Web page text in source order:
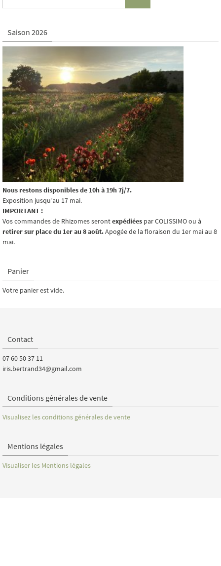
Saison 2026
Nous restons disponibles de 10h à 19h 7j/7.
Exposition jusqu’au 17 mai.
IMPORTANT :
Vos commandes de Rhizomes serontexpédiées par COLISSIMO ou à
retirer sur place du 1er au 8 août.Apogée de la floraison du 1er mai au 8
mai.
Panier
Votre panier est vide.
Contact
07 60 50 37 11
iris.bertrand34@gmail.com
Conditions générales de vente
Visualisez les conditions générales de vente
Mentions légales
Visualiser les Mentions légales